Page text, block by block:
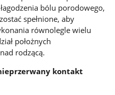
bólu porodowego,
spełnione, aby
równolegle wielu
położnych
rodzącą.
kontakt